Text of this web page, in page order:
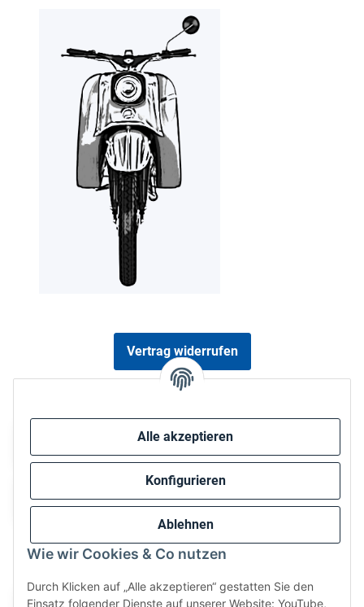
Alle akzeptieren
Konfigurieren
Ablehnen
Wie wir Cookies & Co nutzen
Durch Klicken auf „Alle akzeptieren“ gestatten Sie den
Einsatz folgender Dienste auf unserer Website: YouTube,
Vertrag widerrufen
Wir versenden via: